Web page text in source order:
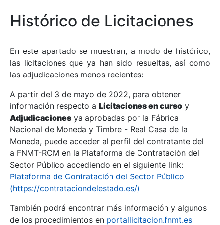
Mostrar/Ocultar
Mostrar/Ocultar
Mostrar/Ocultar
Histórico de Licitaciones
En este apartado se muestran, a modo de histórico,
las licitaciones que ya han sido resueltas, así como
las adjudicaciones menos recientes:
A partir del 3 de mayo de 2022, para obtener
información respecto a Licitaciones en curso y
Adjudicaciones ya aprobadas por la Fábrica
Nacional de Moneda y Timbre - Real Casa de la
Moneda, puede acceder al perfil del contratante del
a FNMT-RCM en la Plataforma de Contratación del
Sector Público accediendo en el siguiente link:
Plataforma de Contratación del Sector Público
(https://contrataciondelestado.es/)
También podrá encontrar más información y algunos
de los procedimientos en portallicitacion.fnmt.es